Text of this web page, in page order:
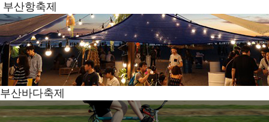
부산항축제
부산바다축제